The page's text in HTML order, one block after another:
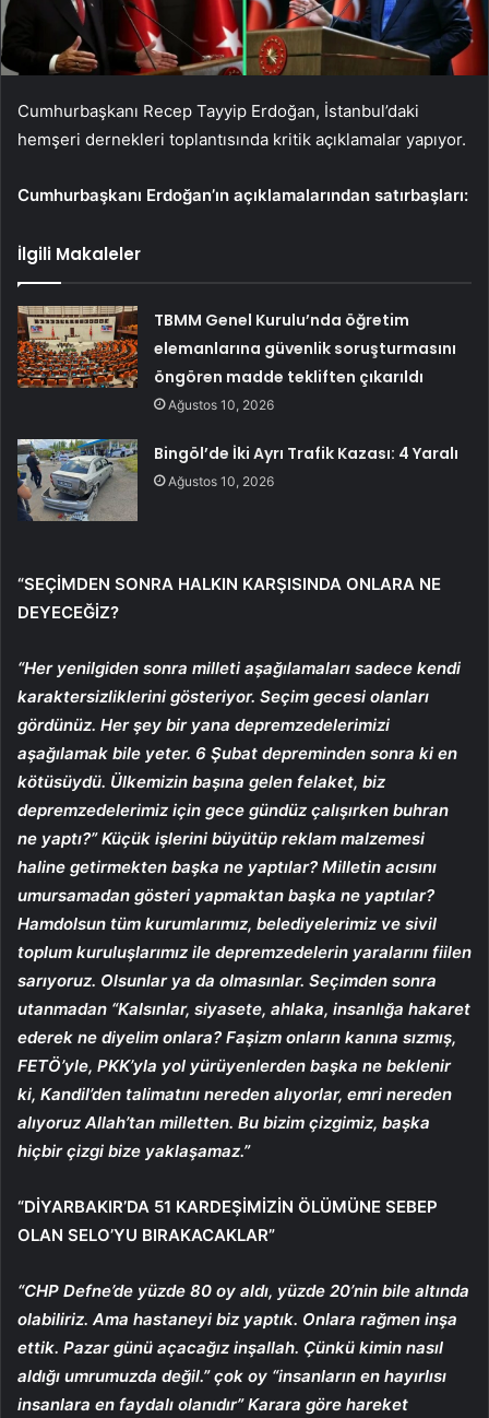
Cumhurbaşkanı Recep Tayyip Erdoğan, İstanbul’daki
hemşeri dernekleri toplantısında kritik açıklamalar yapıyor.
Cumhurbaşkanı Erdoğan’ın açıklamalarından satırbaşları:
İlgili Makaleler
TBMM Genel Kurulu’nda öğretim
elemanlarına güvenlik soruşturmasını
öngören madde tekliften çıkarıldı
Ağustos 10, 2026
Bingöl’de İki Ayrı Trafik Kazası: 4 Yaralı
Ağustos 10, 2026
“SEÇİMDEN SONRA HALKIN KARŞISINDA ONLARA NE
DEYECEĞİZ?
“Her yenilgiden sonra milleti aşağılamaları sadece kendi
karaktersizliklerini gösteriyor. Seçim gecesi olanları
gördünüz. Her şey bir yana depremzedelerimizi
aşağılamak bile yeter. 6 Şubat depreminden sonra ki en
kötüsüydü. Ülkemizin başına gelen felaket, biz
depremzedelerimiz için gece gündüz çalışırken buhran
ne yaptı?” Küçük işlerini büyütüp reklam malzemesi
haline getirmekten başka ne yaptılar? Milletin acısını
umursamadan gösteri yapmaktan başka ne yaptılar?
Hamdolsun tüm kurumlarımız, belediyelerimiz ve sivil
toplum kuruluşlarımız ile depremzedelerin yaralarını fiilen
sarıyoruz. Olsunlar ya da olmasınlar. Seçimden sonra
utanmadan “Kalsınlar, siyasete, ahlaka, insanlığa hakaret
ederek ne diyelim onlara? Faşizm onların kanına sızmış,
FETÖ’yle, PKK’yla yol yürüyenlerden başka ne beklenir
ki, Kandil’den talimatını nereden alıyorlar, emri nereden
alıyoruz Allah’tan milletten. Bu bizim çizgimiz, başka
hiçbir çizgi bize yaklaşamaz.”
“DİYARBAKIR’DA 51 KARDEŞİMİZİN ÖLÜMÜNE SEBEP
OLAN SELO’YU BIRAKACAKLAR”
“CHP Defne’de yüzde 80 oy aldı, yüzde 20’nin bile altında
olabiliriz. Ama hastaneyi biz yaptık. Onlara rağmen inşa
ettik. Pazar günü açacağız inşallah. Çünkü kimin nasıl
aldığı umrumuzda değil.” çok oy “insanların en hayırlısı
insanlara en faydalı olanıdır”Karara göre hareket